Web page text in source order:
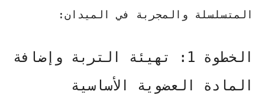
المتسلسلة والمجربة في الميدان:
الخطوة 1: تهيئة التربة وإضافة
المادة العضوية الأساسية